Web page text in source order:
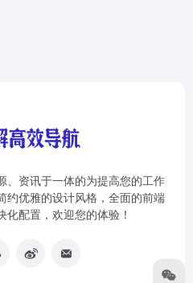
、资讯于一体的为提高您的工作
约优雅的设计风格，全面的前端
化配置，欢迎您的体验！